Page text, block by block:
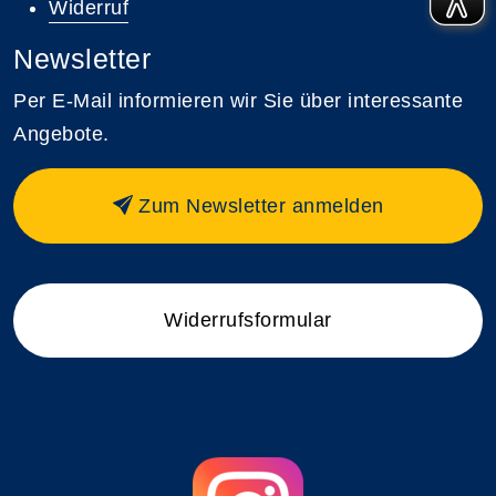
Widerruf
Newsletter
Per E-Mail informieren wir Sie über interessante
Angebote.
Zum Newsletter anmelden
Widerrufsformular